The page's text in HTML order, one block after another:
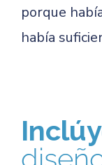
porque
había